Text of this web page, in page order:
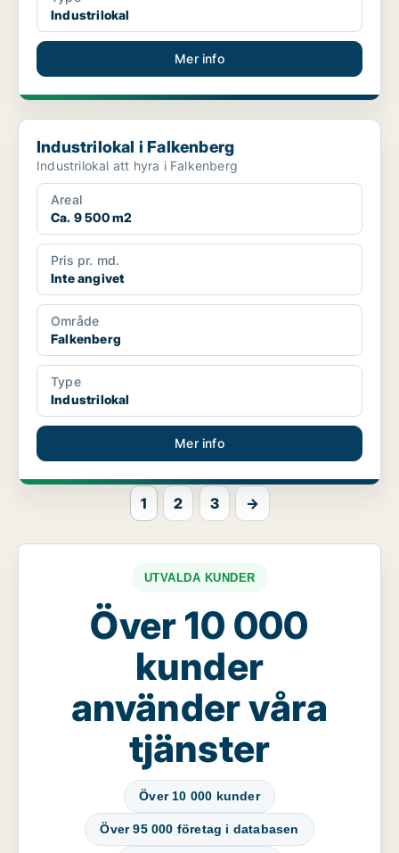
Industrilokal
Mer info
Industrilokal i Falkenberg
Industrilokal i Falkenberg
Industrilokal att hyra i Falkenberg
Areal
Ca. 9 500 m2
Pris pr. md.
Inte angivet
Område
Falkenberg
Type
Industrilokal
Mer info
1 2 3 →
UTVALDA KUNDER
Över 10 000
kunder
använder våra
tjänster
Över 10 000 kunder
Över 95 000 företag i databasen